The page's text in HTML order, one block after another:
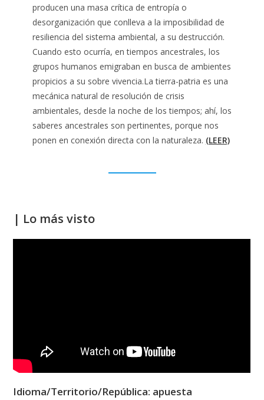
producen una masa crítica de entropía o
desorganización que conlleva a la imposibilidad de
resiliencia del sistema ambiental, a su destrucción.
Cuando esto ocurría, en tiempos ancestrales, los
grupos humanos emigraban en busca de ambientes
propicios a su sobre vivencia.La tierra-patria es una
mecánica natural de resolución de crisis
ambientales, desde la noche de los tiempos; ahí, los
saberes ancestrales son pertinentes, porque nos
ponen en conexión directa con la naturaleza. (LEER)
| Lo más visto
Idioma/Territorio/República: apuesta